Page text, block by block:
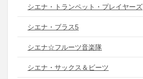
シエナ・トランペット・プレイヤーズ
シエナ・ブラス5
シエナ☆フルーツ音楽隊
シエナ・サックス＆ビーツ